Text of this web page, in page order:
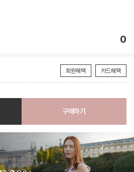
0
회원혜택 카드혜택
구매하기